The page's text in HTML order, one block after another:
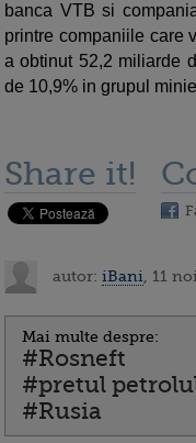
banca VTB si
printre companiile care
a obtinut 52,2 miliarde
de 10,9% in grupul
Share it!
autor: iBani , 11
Mai multe despre:
#Rosneft
#pretul
#Rusia